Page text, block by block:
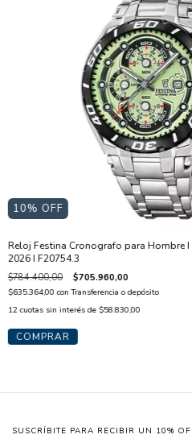
10% OFF
Reloj Festina Cronografo para Hombre
2026 I F20754.3
$784.400,00 $705.960,00
$635.364,00con Transferencia o depósito
12 cuotas sin interés de $58.830,00
SUSCRÍBITE PARA RECIBIR UN 10%